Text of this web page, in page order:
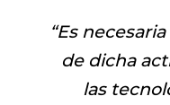
“Es
de dicha
las